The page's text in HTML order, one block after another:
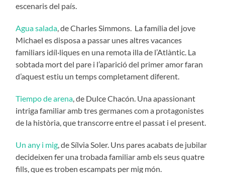
escenaris del país.
Agua salada , de Charles Simmons. La família del jove
Michael es disposa a passar unes altres vacances
familiars idíl·liques en una remota illa de l’Atlàntic. La
sobtada mort del pare i l’aparició del primer amor faran
d’aquest estiu un temps completament diferent.
Tiempo de arena , de Dulce Chacón. Una apassionant
intriga familiar amb tres germanes com a protagonistes
de la història, que transcorre entre el passat i el present.
Un any i mig , de Sílvia Soler. Uns pares acabats de jubilar
decideixen fer una trobada familiar amb els seus quatre
fills, que es troben escampats per mig món.